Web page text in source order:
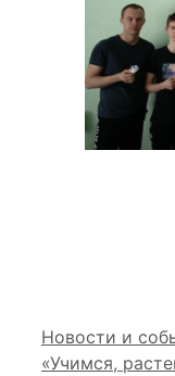
Рубрики
Новости и
«Учимся,